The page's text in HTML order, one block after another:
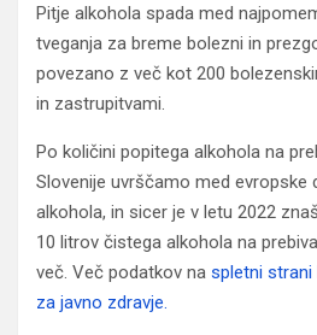
Pitje alkohola spada med
tveganja za breme bolezni in
povezano z več kot 200
in zastrupitvami.
Po količini popitega alkohola na
Slovenije uvrščamo med evropske
alkohola, in sicer je v letu 2022
10 litrov čistega alkohola na
več. Več podatkov na spletni
za javno zdravje.